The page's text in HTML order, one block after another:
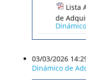
Lista
de
03/03/2026
Dinámico de